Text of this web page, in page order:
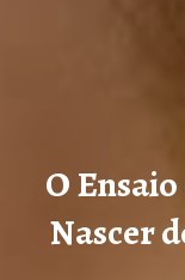
O
Nascer